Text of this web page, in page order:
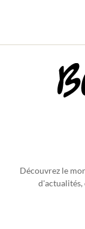
Découvrez le
d'actualités,